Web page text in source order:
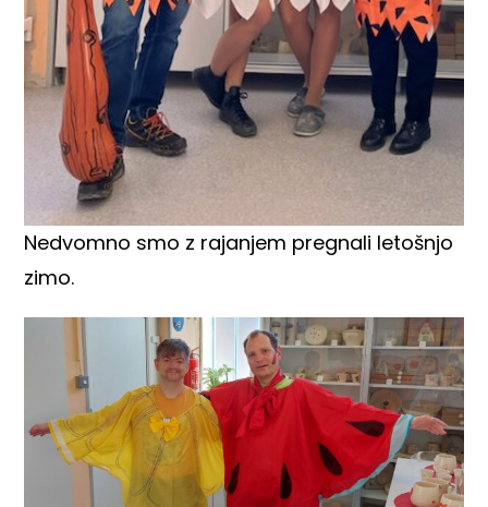
Nedvomno smo z rajanjem pregnali letošnjo
zimo.